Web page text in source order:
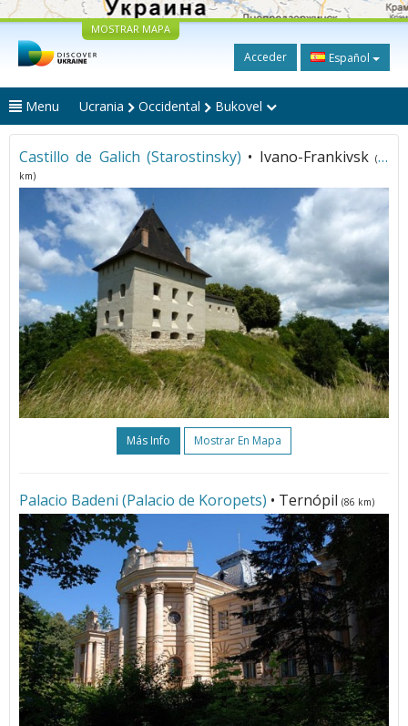
MOSTRAR MAPA
Acceder Español
Menu Ucrania Occidental Bukovel
Castillo de Galich (Starostinsky) • Ivano-Frankivsk(88
km)
Más Info Mostrar En Mapa
Palacio Badeni (Palacio de Koropets) • Ternópil (86 km)